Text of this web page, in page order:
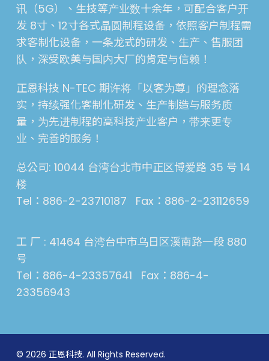
讯（5G）、生技等产业数十余年，可配合客户开
发 8寸、12寸各式晶圆制程设备，依照客户制程需
求客制化设备，一条龙式的研发、生产、售服团
队，深受欧美与国内大厂的肯定与信赖！
正恩科技 N-TEC 期许将「以客为尊」的理念落
实，持续强化客制化研发、生产制造与服务质
量，为先进制程的高科技产业客户，带来更专
业、完善的服务！
总公司: 10044 台湾台北市中正区博爱路 35 号 14
楼
Tel：886-2-23710187 Fax：886-2-23112659
工 厂 : 41464 台湾台中市乌日区溪南路一段 880
号
Tel：886-4-23357641 Fax：886-4-
23356943
© 2026 正恩科技. All Rights Reserved.